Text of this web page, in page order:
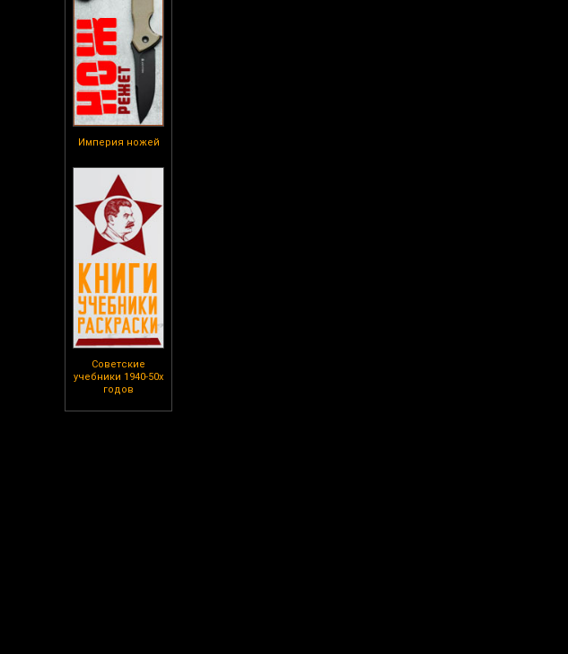
Империя ножей
Советские
учебники 1940-50х
годов